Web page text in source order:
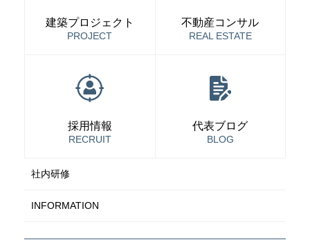
建築プロジェクト
PROJECT
不動産コンサル
REAL ESTATE
採用情報
RECRUIT
代表ブログ
BLOG
社内研修
INFORMATION